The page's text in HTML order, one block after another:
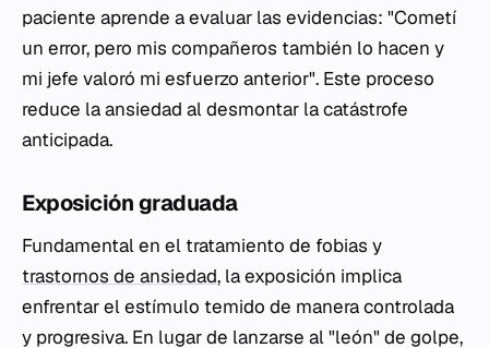
paciente aprende a evaluar las evidencias: "Cometí
un error, pero mis compañeros también lo hacen y
mi jefe valoró mi esfuerzo anterior". Este proceso
reduce la ansiedad al desmontar la catástrofe
anticipada.
Exposición graduada
Fundamental en el tratamiento de fobias y
trastornos de ansiedad, la exposición implica
enfrentar el estímulo temido de manera controlada
y progresiva. En lugar de lanzarse al "león" de golpe,